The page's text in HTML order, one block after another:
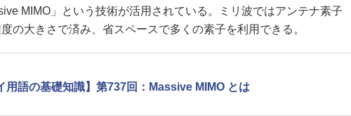
MIMO」という技術が活用されている。ミリ波ではアンテナ素子
の大きさで済み、省スペースで多くの素子を利用できる。
用語の基礎知識】第737回：Massive MIMO とは